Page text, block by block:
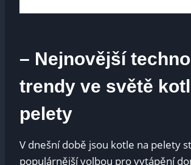
– Nejnovější
trendy ve světě
pelety
V dnešní době jsou kotle na pelety
populárnější volbou pro vytápění